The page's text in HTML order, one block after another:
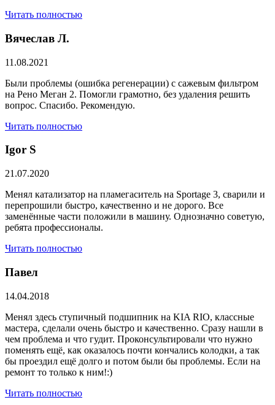
Читать полностью
Вячеслав Л.
11.08.2021
Были проблемы (ошибка регенерации) с сажевым фильтром
на Рено Меган 2. Помогли грамотно, без удаления решить
вопрос. Спасибо. Рекомендую.
Читать полностью
​Igor S
21.07.2020
Менял катализатор на пламегаситель на Sportage 3, сварили и
перепрошили быстро, качественно и не дорого. Все
заменённые части положили в машину. Однозначно советую,
ребята профессионалы.
Читать полностью
Павел
14.04.2018
Менял здесь ступичный подшипник на KIA RIO, классные
мастера, сделали очень быстро и качественно. Сразу нашли в
чем проблема и что гудит. Проконсультировали что нужно
поменять ещё, как оказалось почти кончались колодки, а так
бы проездил ещё долго и потом были бы проблемы. Если на
ремонт то только к ним!:)
Читать полностью